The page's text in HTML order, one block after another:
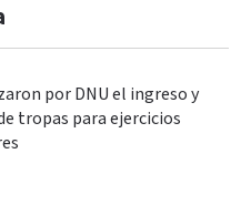
por DNU el ingreso y
tropas para ejercicios